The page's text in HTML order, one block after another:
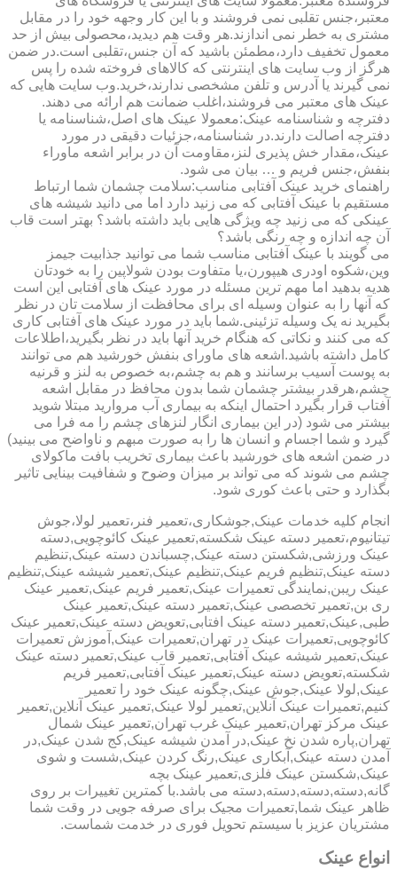
معتبر،جنس تقلبی نمی فروشند و با این کار وجهه خود را در مقابل
مشتری به خطر نمی اندازند.هر وقت هم دیدید،محصولی بیش از حد
معمول تخفیف دارد،مطمئن باشید که آن جنس،تقلبی است.در ضمن
هرگز از وب سایت های اینترنتی که کالاهای فروخته شده را پس
نمی گیرند یا آدرس و تلفن مشخصی ندارند،خرید.وب سایت هایی که
عینک های معتبر می فروشند،اغلب ضمانت هم ارائه می دهند.
دفترچه و شناسنامه عینک:معمولا عینک های اصل،شناسنامه یا
دفترچه اصالت دارند.در شناسنامه،جزئیات دقیقی در مورد
عینک،مقدار خش پذیری لنز،مقاومت آن در برابر اشعه ماوراء
بنفش،جنس فریم و … بیان می شود.
راهنمای خرید عینک آفتابی مناسب:سلامت چشمان شما ارتباط
مستقیم با عینک آفتابی که می زنید دارد اما می دانید شیشه های
عینکی که می زنید چه ویژگی هایی باید داشته باشد؟ بهتر است قاب
آن چه اندازه و چه رنگی باشد؟
می گویند با عینک آفتابی مناسب شما می توانید جذابیت جیمز
وین،شکوه اودری هیپورن،یا متفاوت بودن شولاپین را به خودتان
هدیه بدهید اما مهم ترین مسئله در مورد عینک های آفتابی این است
که آنها را به عنوان وسیله ای برای محافظت از سلامت تان در نظر
بگیرید نه یک وسیله تزئینی.شما باید در مورد عینک های آفتابی کاری
که می کنند و نکاتی که هنگام خرید آنها باید در نظر بگیرید،اطلاعات
کامل داشته باشید.اشعه های ماورای بنفش خورشید هم می توانند
به پوست آسیب برسانند و هم به چشم،به خصوص به لنز و قرنیه
چشم،هرقدر بیشتر چشمان شما بدون محافظ در مقابل اشعه
آفتاب قرار بگیرد احتمال اینکه به بیماری آب مروارید مبتلا شوید
بیشتر می شود (در این بیماری انگار لنزهای چشم را مه فرا می
گیرد و شما اجسام و انسان ها را به صورت مبهم و ناواضح می بینید)
در ضمن اشعه های خورشید باعث بیماری تخریب بافت ماکولای
چشم می شوند که می تواند بر میزان وضوح و شفافیت بینایی تاثیر
بگذارد و حتی باعث کوری شود.
انجام کلیه خدمات عینک,جوشکاری،تعمیر فنر،تعمیر لولا،جوش
تیتانیوم،تعمیر دسته عینک شکسته,تعمیر عینک کائوچویی,دسته
عینک ورزشی,شکستن دسته عینک,چسباندن دسته عینک,تنظیم
دسته عینک,تنظیم فریم عینک,تنظیم عینک,تعمیر شیشه عینک,تنظیم
عینک ریبن,نمایندگی تعمیرات عینک,تعمیر فریم عینک,تعمیر عینک
ری بن,تعمیر تخصصی عینک,تعمیر دسته عینک,تعمیر عینک
طبی,عینک,تعمیر دسته عینک افتابی,تعویض دسته عینک,تعمیر عینک
کائوچویی,تعمیرات عینک در تهران,تعمیرات عینک,آموزش تعمیرات
عینک,تعمیر شیشه عینک آفتابی,تعمیر قاب عینک,تعمیر دسته عینک
شکسته,تعویض دسته عینک,تعمیر عینک آفتابی,تعمیر فریم
عینک,لولا عینک,جوش عینک,چگونه عینک خود را تعمیر
کنیم,تعمیرات عینک آنلاین,تعمیر لولا عینک,تعمیر عینک آنلاین,تعمیر
عینک مرکز تهران,تعمیر عینک غرب تهران,تعمیر عینک شمال
تهران,پاره شدن نخ عینک,در آمدن شیشه عینک,کج شدن عینک,در
آمدن دسته عینک,آبکاری عینک,رنگ کردن عینک,شست و شوی
عینک,شکستن عینک فلزی,تعمیر عینک بچه
گانه,دسته,دسته,دسته,دسته می باشد.با کمترین تغییرات بر روی
ظاهر عینک شما,تعمیرات مجیک برای صرفه جویی در وقت شما
مشتریان عزیز با سیستم تحویل فوری در خدمت شماست.
انواع عینک